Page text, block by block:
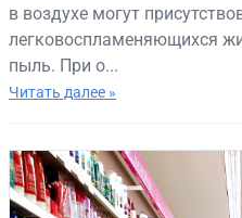
в воздухе могут
легковоспламеняющихся
пыль. При о...
Читать далее »